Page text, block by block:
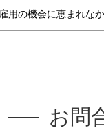
用の機会に恵まれな
お問